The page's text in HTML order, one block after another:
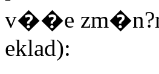
v��e
eklad):